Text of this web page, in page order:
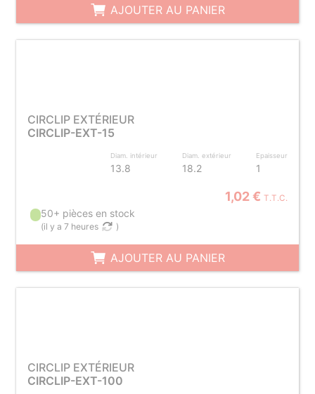
AJOUTER AU PANIER
CIRCLIP EXTÉRIEUR
CIRCLIP-EXT-15
Diam. intérieur
13.8
Diam. extérieur
18.2
Epaisseur
1
1,02 € T.T.C.
50+ pièces en stock
(il y a 7 heures )
AJOUTER AU PANIER
CIRCLIP EXTÉRIEUR
CIRCLIP-EXT-100